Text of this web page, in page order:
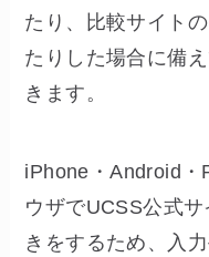
たり、比較サイト
たりした場合に備
きます。
iPhone・Android・
ウザでUCSS公式
きをするため、入